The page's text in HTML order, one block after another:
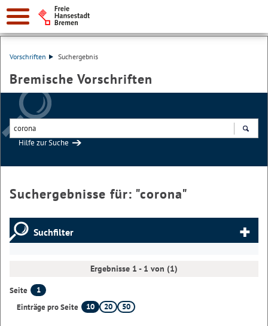
Vorschriften Suchergebnis
Bremische Vorschriften
Hilfe zur Suche
Suchergebnisse für: "corona"
Suchfilter
Ergebnisse 1 - 1 von (1)
Seite
1
Einträge pro Seite
10 20 50